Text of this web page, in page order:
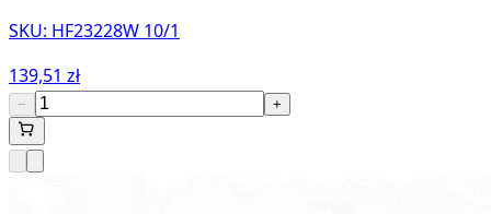
SKU: HF23228W 10/1
139,51 zł
− +